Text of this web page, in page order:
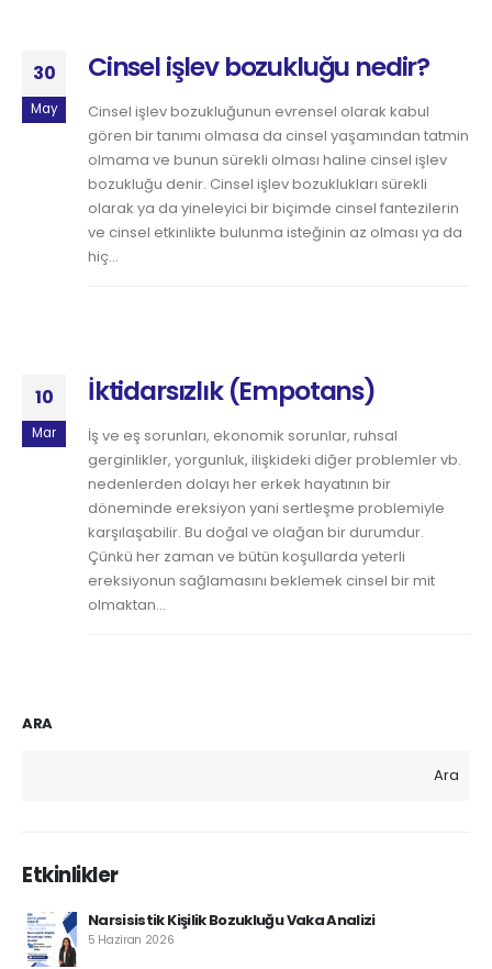
30
May
Cinsel işlev bozukluğu nedir?
Cinsel işlev bozukluğunun evrensel olarak kabul
gören bir tanımı olmasa da cinsel yaşamından tatmin
olmama ve bunun sürekli olması haline cinsel işlev
bozukluğu denir. Cinsel işlev bozuklukları sürekli
olarak ya da yineleyici bir biçimde cinsel fantezilerin
ve cinsel etkinlikte bulunma isteğinin az olması ya da
hiç...
10
Mar
İktidarsızlık (Empotans)
İş ve eş sorunları, ekonomik sorunlar, ruhsal
gerginlikler, yorgunluk, ilişkideki diğer problemler vb.
nedenlerden dolayı her erkek hayatının bir
döneminde ereksiyon yani sertleşme problemiyle
karşılaşabilir. Bu doğal ve olağan bir durumdur.
Çünkü her zaman ve bütün koşullarda yeterli
ereksiyonun sağlamasını beklemek cinsel bir mit
olmaktan...
ARA
Ara
Etkinlikler
Narsisistik Kişilik Bozukluğu Vaka Analizi
5 Haziran 2026